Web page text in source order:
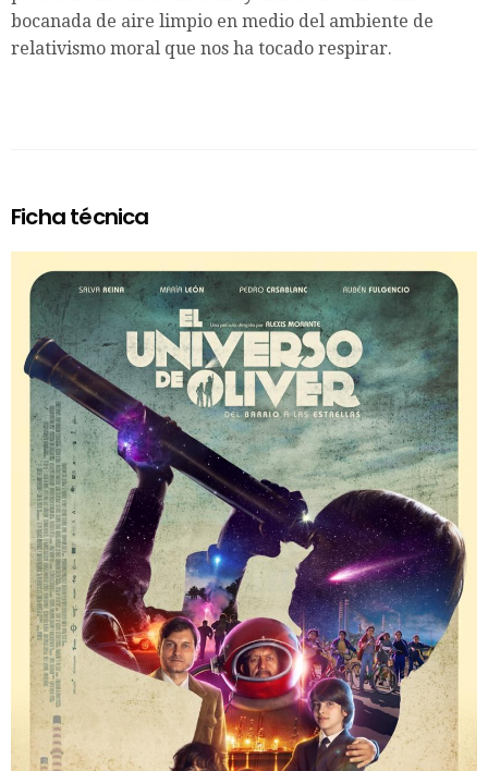
bocanada de aire limpio en medio del ambiente de
relativismo moral que nos ha tocado respirar.
Ficha técnica